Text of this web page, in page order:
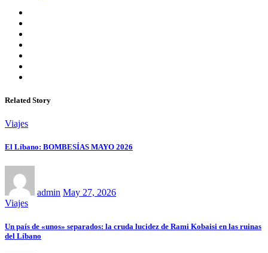
Related Story
Viajes
El Líbano: BOMBESÍAS MAYO 2026
admin May 27, 2026
Viajes
Un país de «unos» separados: la cruda lucidez de Rami Kobaisi en las ruinas
del Líbano